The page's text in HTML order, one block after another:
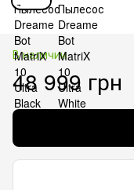
В наличии
48 999 грн